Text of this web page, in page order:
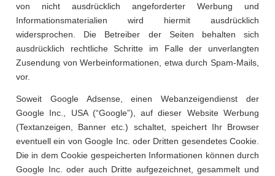
von nicht ausdrücklich angeforderter Werbung und
Informationsmaterialien wird hiermit ausdrücklich
widersprochen. Die Betreiber der Seiten behalten sich
ausdrücklich rechtliche Schritte im Falle der unverlangten
Zusendung von Werbeinformationen, etwa durch Spam-Mails,
vor.
Soweit Google Adsense, einen Webanzeigendienst der
Google Inc., USA (“Google”), auf dieser Website Werbung
(Textanzeigen, Banner etc.) schaltet, speichert Ihr Browser
eventuell ein von Google Inc. oder Dritten gesendetes Cookie.
Die in dem Cookie gespeicherten Informationen können durch
Google Inc. oder auch Dritte aufgezeichnet, gesammelt und